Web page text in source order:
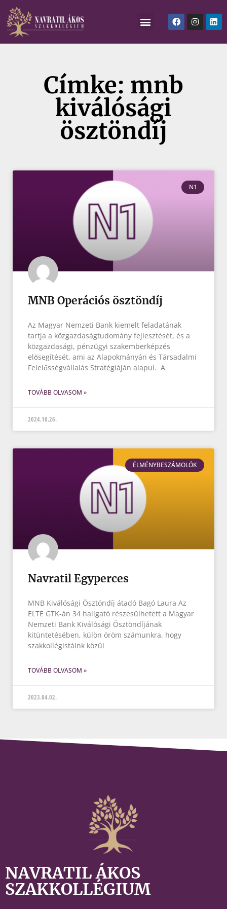
Címke: mnb
kiválósági
ösztöndíj
N1
MNB Operációs ösztöndíj
Az Magyar Nemzeti Bank kiemelt feladatának
tartja a közgazdaságtudomány fejlesztését, és a
közgazdasági, pénzügyi szakemberképzés
elősegítését, ami az Alapokmányán és Társadalmi
Felelősségvállalás Stratégiáján alapul. A
TOVÁBB OLVASOM »
2024.10.26.
ÉLMÉNYBESZÁMOLÓK
Navratil Egyperces
MNB Kiválósági Ösztöndíj átadó Bagó Laura Az
ELTE GTK-án 34 hallgató részesülhetett a Magyar
Nemzeti Bank Kiválósági Ösztöndíjának
kitüntetésében, külön öröm számunkra, hogy
szakkollégistáink közül
TOVÁBB OLVASOM »
2023.04.02.
NAVRATIL ÁKOS
SZAKKOLLÉGIUM